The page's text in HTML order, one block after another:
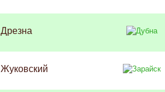
Дрезна
Жуковский